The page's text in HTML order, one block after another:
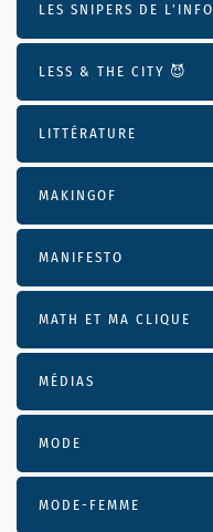
LES SNIPERS DE L’INFO
LESS & THE CITY 😈
LITTÉRATURE
MAKINGOF
MANIFESTO
MATH ET MA CLIQUE
MÉDIAS
MODE
MODE-FEMME